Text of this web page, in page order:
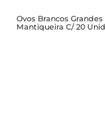
Ovos Brancos Grandes
Mantiqueira C/ 20 Unid